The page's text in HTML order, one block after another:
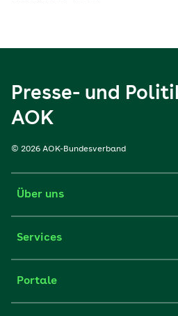
Presse- und
AOK
© 2026 AOK-Bundesverband
Über uns
Services
Portale